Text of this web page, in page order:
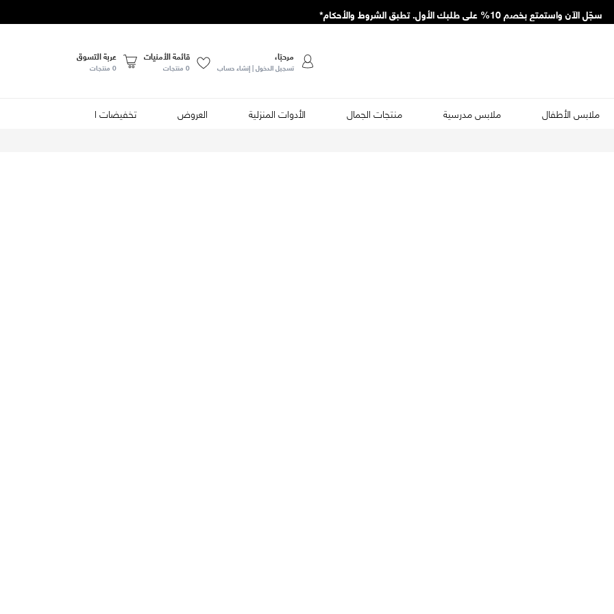
سجّل الآن واستمتع بخصم 10% على طلبك الأول. تطبق الشروط والأحكام*
مرحبًا،
تسجيل الدخول | إنشاء حساب
قائمة الأمنيات
0 منتجات
عربة التسوق
0 منتجات
ملابس الأطفال ملابس مدرسية منتجات الجمال الأدوات المنزلية العروض تخفيضات الصيف